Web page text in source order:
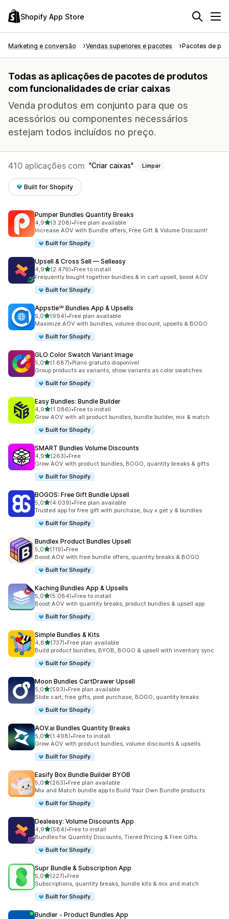
Shopify App Store
Marketing e conversão Vendas superiores e pacotes Pacotes de
Todas as aplicações de pacotes de produtos
com funcionalidades de criar caixas
Venda produtos em conjunto para que os
acessórios ou componentes necessários
estejam todos incluídos no preço.
410 aplicações com Criar caixas Limpar
Built for Shopify
Pumper Bundles Quantity Breaks
4,9de 5 estrelas
(3.208)
3208 total de avaliações
•Free plan available
Increase AOV with Bundle offers, Free Gift & Volume Discount!
Built for Shopify
Upsell & Cross Sell — Selleasy
4,9de 5 estrelas
(2.479)
2479 total de avaliações
•Free to install
Frequently bought together bundles & in cart upsell, boost AOV
Built for Shopify
Appstle℠ Bundles App & Upsells
5,0de 5 estrelas
(994)
994 total de avaliações
•Free plan available
Maximize AOV with bundles, volume discount, upsells & BOGO
Built for Shopify
GLO Color Swatch Variant Image
5,0de 5 estrelas
(1.687)
1687 total de avaliações
•Plano gratuito disponível
Group products as variants, show variants as color swatches
Built for Shopify
Easy Bundles: Bundle Builder
4,9de 5 estrelas
(1.086)
1086 total de avaliações
•Free to install
Grow AOV with all product bundles, bundle builder, mix & match
Built for Shopify
SMART Bundles Volume Discounts
4,9de 5 estrelas
(263)
263 total de avaliações
•Free
Grow AOV with product bundles, BOGO, quantity breaks & gifts
Built for Shopify
BOGOS: Free Gift Bundle Upsell
5,0de 5 estrelas
(4.039)
4039 total de avaliações
•Free plan available
Trusted app for free gift with purchase, buy x get y & bundles
Built for Shopify
Bundlex Product Bundles Upsell
5,0de 5 estrelas
(119)
119 total de avaliações
•Free
Boost AOV with free bundle offers, quantity breaks & BOGO
Built for Shopify
Kaching Bundles App & Upsells
5,0de 5 estrelas
(5.084)
5084 total de avaliações
•Free to install
Boost AOV with quantity breaks, product bundles & upsell app
Built for Shopify
Simple Bundles & Kits
4,8de 5 estrelas
(737)
737 total de avaliações
•Free plan available
Build product bundles, BYOB, BOGO & upsell with inventory sync
Built for Shopify
Moon Bundles CartDrawer Upsell
5,0de 5 estrelas
(593)
593 total de avaliações
•Free plan available
Slide cart, free gifts, post purchase, BOGO, quantity breaks
Built for Shopify
AOV.ai Bundles Quantity Breaks
5,0de 5 estrelas
(1.498)
1498 total de avaliações
•Free to install
Grow AOV with product bundles, volume discounts & upsells
Built for Shopify
Easify Box Bundle Builder BYOB
5,0de 5 estrelas
(263)
263 total de avaliações
•Free plan available
Mix and Match bundle app to Build Your Own Bundle products
Built for Shopify
Dealeasy: Volume Discounts App
4,9de 5 estrelas
(584)
584 total de avaliações
•Free to install
Bundles for Quantity Discounts, Tiered Pricing & Free Gifts.
Built for Shopify
Supr Bundle & Subscription App
5,0de 5 estrelas
(227)
227 total de avaliações
•Free
Subscriptions, quantity breaks, bundle kits & mix and match
Built for Shopify
Bundler ‑ Product Bundles App